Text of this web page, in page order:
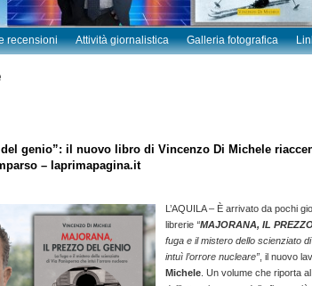
recensioni Attività giornalistica Galleria fotografica
genio”: il nuovo libro di Vincenzo Di Michele
– laprimapagina.it
L’AQUILA – È arrivato da pochi
librerie “MAJORANA, IL
fuga e il mistero dello scienziato
intuì l’orrore nucleare” , il nuovo
Michele . Un volume che riporta